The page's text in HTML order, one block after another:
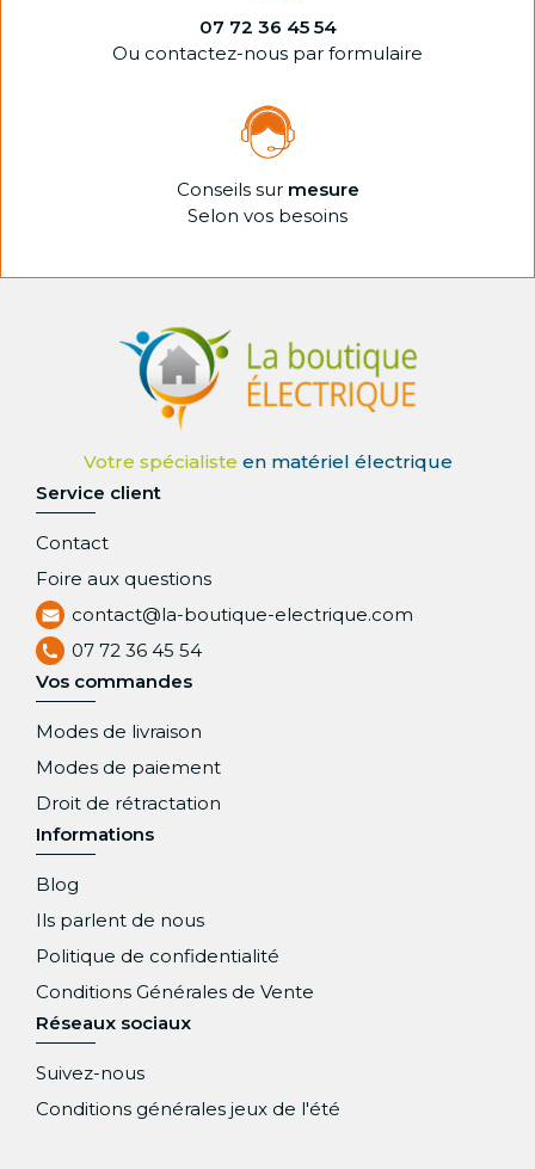
07 72 36 45 54
Ou contactez-nous par formulaire
Conseils sur mesure
Selon vos besoins
Service client
Contact
Foire aux questions
contact@la-boutique-electrique.com
07 72 36 45 54
Vos commandes
Modes de livraison
Modes de paiement
Droit de rétractation
Informations
Blog
Ils parlent de nous
Politique de confidentialité
Conditions Générales de Vente
Réseaux sociaux
Suivez-nous
Conditions générales jeux de l'été